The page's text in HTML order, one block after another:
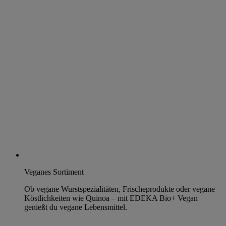
Veganes Sortiment
Ob vegane Wurstspezialitäten, Frischeprodukte oder vegane
Köstlichkeiten wie Quinoa – mit EDEKA Bio+ Vegan
genießt du vegane Lebensmittel.